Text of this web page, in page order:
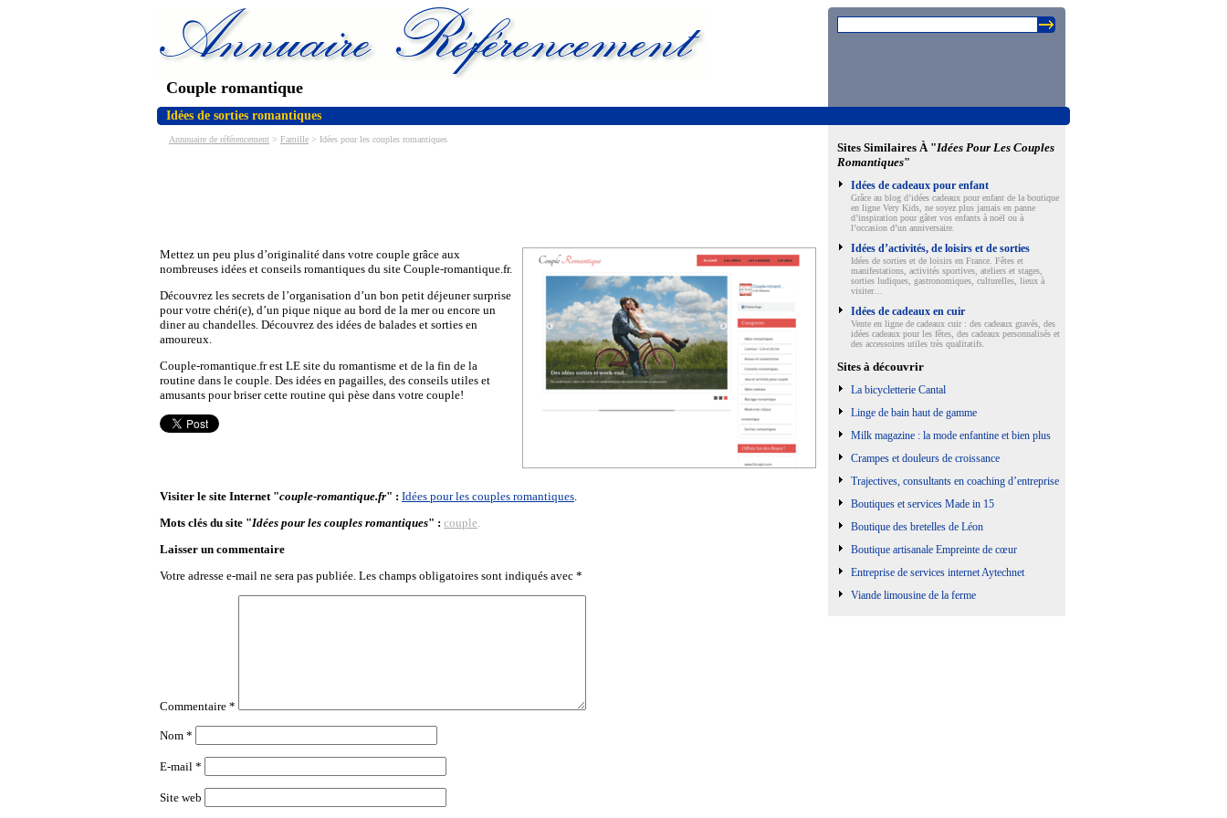
Couple romantique
Idées de sorties romantiques
Annnuaire de référencement > Famille > Idées pour les couples romantiques
Mettez un peu plus d’originalité dans votre couple grâce aux
nombreuses idées et conseils romantiques du site Couple-romantique.fr.
Découvrez les secrets de l’organisation d’un bon petit déjeuner surprise
pour votre chéri(e), d’un pique nique au bord de la mer ou encore un
diner au chandelles. Découvrez des idées de balades et sorties en
amoureux.
Couple-romantique.fr est LE site du romantisme et de la fin de la
routine dans le couple. Des idées en pagailles, des conseils utiles et
amusants pour briser cette routine qui pèse dans votre couple!
Visiter le site Internet "couple-romantique.fr" : Idées pour les couples romantiques.
Mots clés du site "Idées pour les couples romantiques" : couple.
Laisser un commentaire
Votre adresse e-mail ne sera pas publiée. Les champs obligatoires sont indiqués avec *
Commentaire *
Nom *
E-mail *
Site web
Sites Similaires À "Idées Pour Les Couples
Romantiques"
Idées de cadeaux pour enfant
Grâce au blog d’idées cadeaux pour enfant de la boutique
en ligne Very Kids, ne soyez plus jamais en panne
d’inspiration pour gâter vos enfants à noël ou à
l’occasion d’un anniversaire.
Idées d’activités, de loisirs et de sorties
Idées de sorties et de loisirs en France. Fêtes et
manifestations, activités sportives, ateliers et stages,
sorties ludiques, gastronomiques, culturelles, lieux à
visiter…
Idées de cadeaux en cuir
Vente en ligne de cadeaux cuir : des cadeaux gravés, des
idées cadeaux pour les fêtes, des cadeaux personnalisés et
des accessoires utiles très qualitatifs.
Sites à découvrir
La bicycletterie Cantal
Linge de bain haut de gamme
Milk magazine : la mode enfantine et bien plus
Crampes et douleurs de croissance
Trajectives, consultants en coaching d’entreprise
Boutiques et services Made in 15
Boutique des bretelles de Léon
Boutique artisanale Empreinte de cœur
Entreprise de services internet Aytechnet
Viande limousine de la ferme